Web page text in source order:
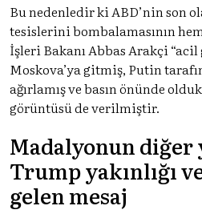
Bu nedenledir ki ABD’nin son
tesislerini bombalamasının
İşleri Bakanı Abbas Arakçi
Moskova’ya gitmiş, Putin
ağırlamış ve basın önünde
görüntüsü de verilmiştir.
Madalyonun diğer
Trump yakınlığı
gelen mesaj